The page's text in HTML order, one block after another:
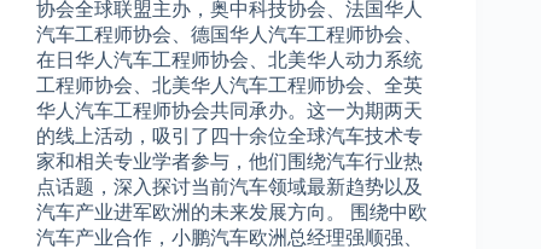
协会全球联盟主办，奥中科技协会、法国华人
汽车工程师协会、德国华人汽车工程师协会、
在日华人汽车工程师协会、北美华人动力系统
工程师协会、北美华人汽车工程师协会、全英
华人汽车工程师协会共同承办。这一为期两天
的线上活动，吸引了四十余位全球汽车技术专
家和相关专业学者参与，他们围绕汽车行业热
点话题，深入探讨当前汽车领域最新趋势以及
汽车产业进军欧洲的未来发展方向。 围绕中欧
汽车产业合作，小鹏汽车欧洲总经理强顺强、